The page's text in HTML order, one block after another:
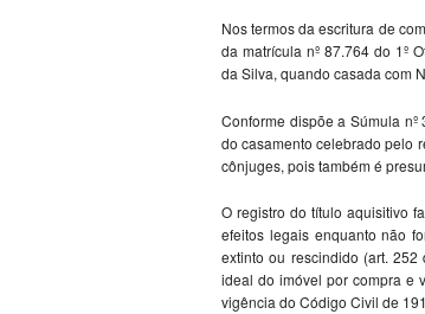
Nos termos da escritura de
da matrícula nº 87.764 do 1º
da Silva, quando casada com
Conforme dispõe a Súmula
do casamento celebrado pelo
cônjuges, pois também é
O registro do título aquisitivo
efeitos legais enquanto não
extinto ou rescindido (art.
ideal do imóvel por compra e
vigência do Código Civil de